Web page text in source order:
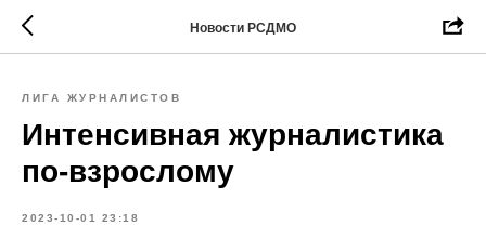
Новости РСДМО
ЛИГА ЖУРНАЛИСТОВ
Интенсивная журналистика
по-взрослому
2023-10-01 23:18